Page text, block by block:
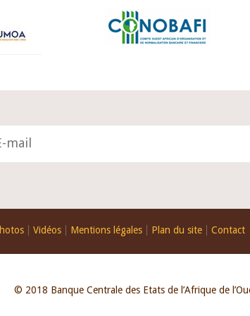
Vidéos Mentions légales Plan du site Contact
© 2018 Banque Centrale des Etats de l’Afrique de